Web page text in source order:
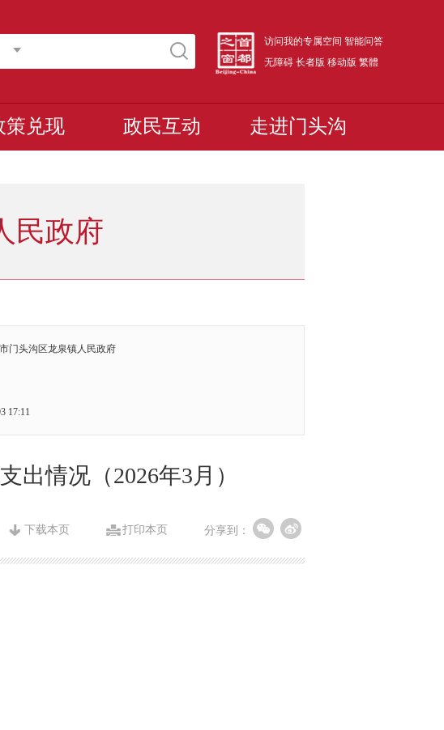
访问我的专属空间 智能问答
无障碍 长者版 移动版 繁體
策兑现 政民互动 走进门头沟
民政府
门头沟区龙泉镇人民政府
17:11
出情况（2026年3月）
分享到：
打印本页
下载本页